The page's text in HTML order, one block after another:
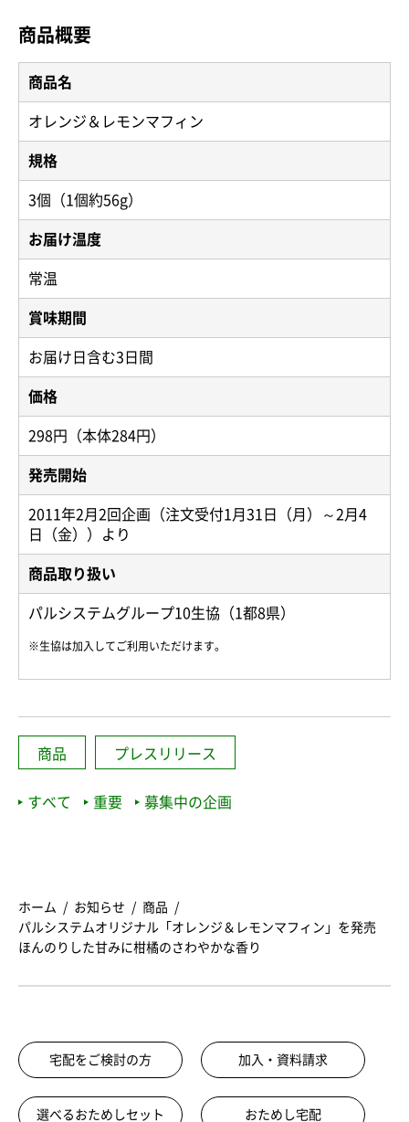
商品概要
商品名
オレンジ＆レモンマフィン
規格
3個（1個約56g）
お届け温度
常温
賞味期間
お届け日含む3日間
価格
298円（本体284円）
発売開始
2011年2月2回企画（注文受付1月31日（月）～2月4
日（金））より
商品取り扱い
パルシステムグループ10生協（1都8県）
※生協は加入してご利用いただけます。
商品 プレスリリース
すべて 重要 募集中の企画
ホーム お知らせ
商品
パルシステムオリジナル「オレンジ＆レモンマフィン」を発売
ほんのりした甘みに柑橘のさわやかな香り
宅配をご検討の方 加入・資料請求
選べるおためしセット おためし宅配